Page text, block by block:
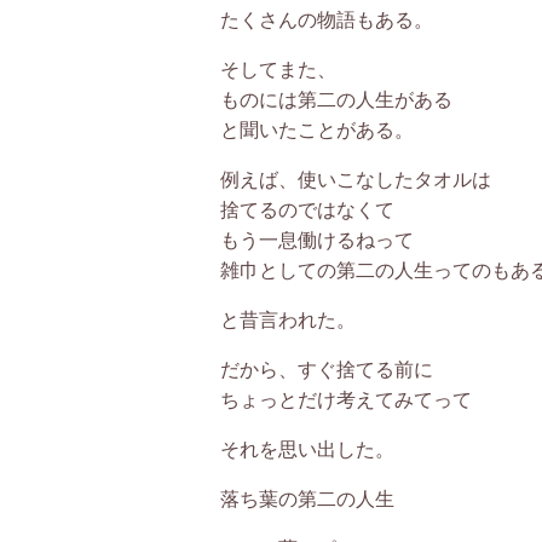
たくさんの物語もある。
そしてまた、
ものには第二の人生がある
と聞いたことがある。
例えば、使いこなしたタオルは
捨てるのではなくて
もう一息働けるねって
雑巾としての第二の人生ってのもあ
と昔言われた。
だから、すぐ捨てる前に
ちょっとだけ考えてみてって
それを思い出した。
落ち葉の第二の人生